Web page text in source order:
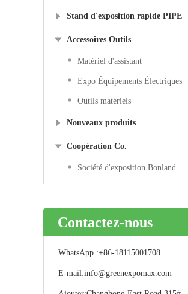
Stand d'exposition rapide PIPE
Accessoires Outils
Matériel d'assistant
Expo Équipements Électriques
Outils matériels
Nouveaux produits
Coopération Co.
Société d'exposition Bonland
Contactez-nous
WhatsApp :+86-18115001708
E-mail:info@greenexpomax.com